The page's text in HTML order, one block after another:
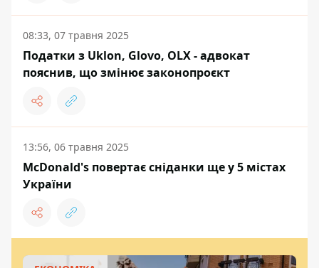
08:33, 07 травня 2025
Податки з Uklon, Glovo, OLX - адвокат
пояснив, що змінює законопроєкт
13:56, 06 травня 2025
McDonald's повертає сніданки ще у 5 містах
України